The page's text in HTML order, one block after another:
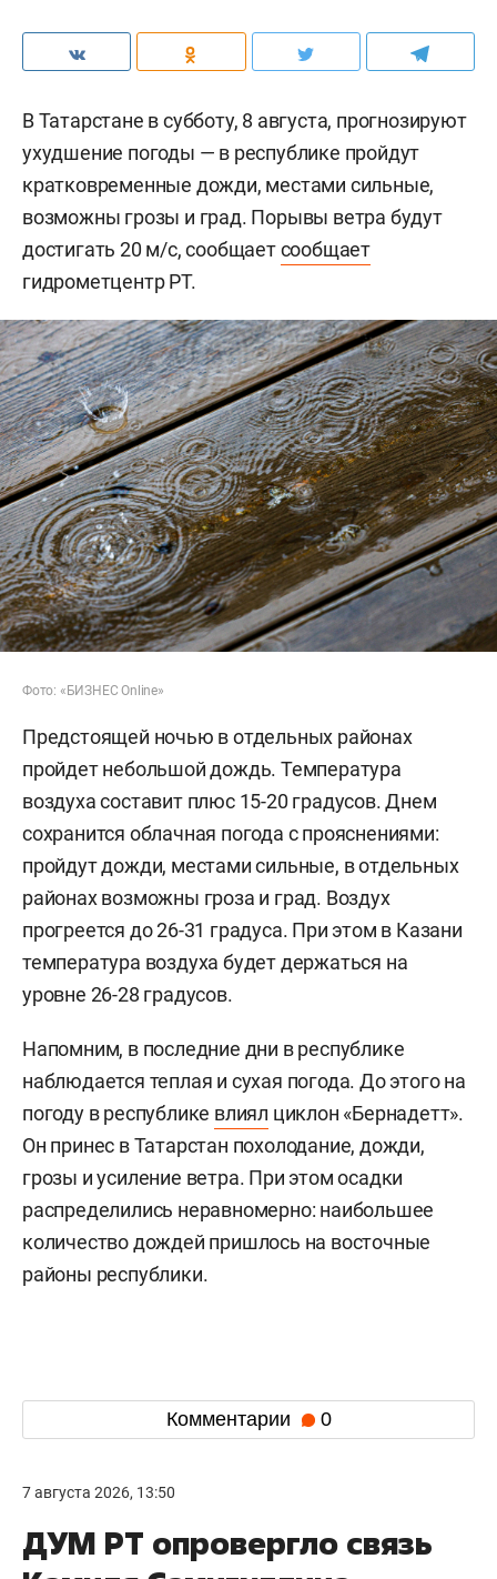
В Татарстане в субботу, 8 августа, прогнозируют
ухудшение погоды — в республике пройдут
кратковременные дожди, местами сильные,
возможны грозы и град. Порывы ветра будут
достигать 20 м/с, сообщаетсообщает
гидрометцентр РТ.
Фото: «БИЗНЕС Online»
Предстоящей ночью в отдельных районах
пройдет небольшой дождь. Температура
воздуха составит плюс 15-20 градусов. Днем
сохранится облачная погода с прояснениями:
пройдут дожди, местами сильные, в отдельных
районах возможны гроза и град. Воздух
прогреется до 26-31 градуса. При этом в Казани
температура воздуха будет держаться на
уровне 26-28 градусов.
Напомним, в последние дни в республике
наблюдается теплая и сухая погода. До этого на
погоду в республике влиял циклон «Бернадетт».
Он принес в Татарстан похолодание, дожди,
грозы и усиление ветра. При этом осадки
распределились неравномерно: наибольшее
количество дождей пришлось на восточные
районы республики.
Комментарии 0
7 августа 2026, 13:50
ДУМ РТ опровергло связь